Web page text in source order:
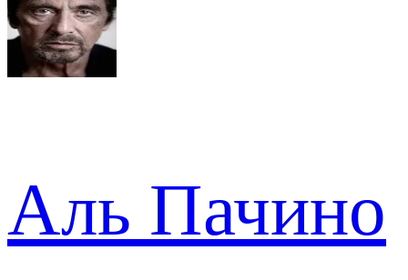
Аль Пачино